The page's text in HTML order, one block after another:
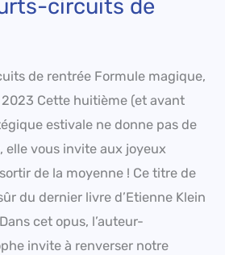
circuits de
de rentrée Formule magique,
Cette huitième (et avant
estivale ne donne pas de
elle vous invite aux joyeux
de la moyenne ! Ce titre de
du dernier livre d’Etienne Klein
cet opus, l’auteur-
invite à renverser notre